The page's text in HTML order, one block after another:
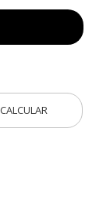
CALCULAR